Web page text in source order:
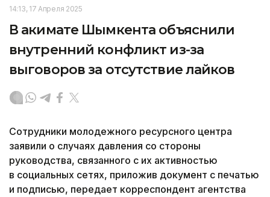
14:13, 17 Апреля 2025
В акимате Шымкента объяснили
внутренний конфликт из-за
выговоров за отсутствие лайков
Сотрудники молодежного ресурсного центра
заявили о случаях давления со стороны
руководства, связанного с их активностью
в социальных сетях, приложив документ с печатью
и подписью, передает корреспондент агентства